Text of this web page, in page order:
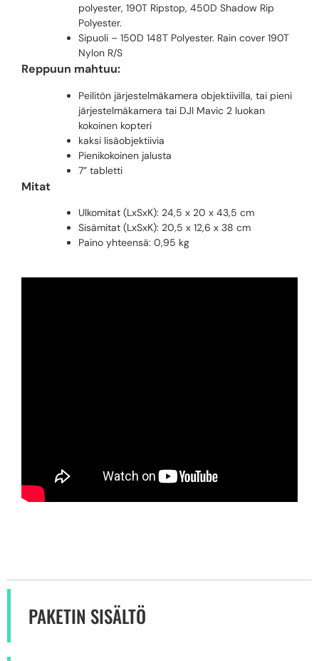
polyester, 190T Ripstop, 450D Shadow Rip
Polyester.
Sipuoli – 150D 148T Polyester. Rain cover 190T
Nylon R/S
Reppuun mahtuu:
Peilitön järjestelmäkamera objektiivilla, tai pieni
järjestelmäkamera tai DJI Mavic 2 luokan
kokoinen kopteri
kaksi lisäobjektiivia
Pienikokoinen jalusta
7” tabletti
Mitat
Ulkomitat (LxSxK): 24,5 x 20 x 43,5 cm
Sisämitat (LxSxK): 20,5 x 12,6 x 38 cm
Paino yhteensä: 0,95 kg
PAKETIN SISÄLTÖ